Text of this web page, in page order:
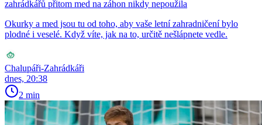
zahrádkářů přitom med na záhon nikdy nepoužila
Okurky a med jsou tu od toho, aby vaše letní zahradničení bylo
plodné i veselé. Když víte, jak na to, určitě nešlápnete vedle.
Chalupáři-Zahrádkáři
dnes, 20:38
2 min